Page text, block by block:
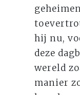
hij nu,
deze
wereld
manier